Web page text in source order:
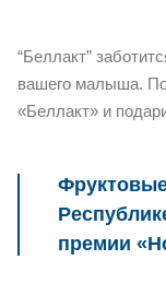
“Беллакт”
вашего малыша.
«Беллакт» и
премии